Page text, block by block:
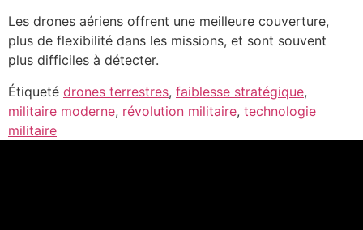
Les drones aériens offrent une meilleure couverture,
plus de flexibilité dans les missions, et sont souvent
plus difficiles à détecter.
Étiqueté drones terrestres, faiblesse stratégique,
militaire moderne, révolution militaire, technologie
militaire